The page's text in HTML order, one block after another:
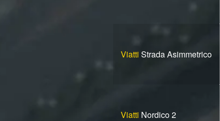
Viatti Strada Asimmetrico
Viatti Nordico 2